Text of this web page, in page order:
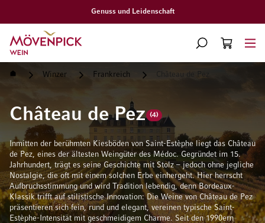
Gratislieferung ab CHF 300.–
Zur Startseite
SUCHE
WARENKORB
Startseite Winzer Frankreich Château de Pez
Château de Pez (4)
Inmitten der berühmten Kiesböden von Saint-Estèphe liegt das Château
de Pez, eines der ältesten Weingüter des Médoc. Gegründet im 15.
Jahrhundert, trägt es seine Geschichte mit Stolz – jedoch ohne jegliche
Nostalgie, die oft mit einem solchen Erbe einhergeht. Hier herrscht
Aufbruchsstimmung und wird Tradition lebendig, denn Bordeaux-
Klassik trifft auf stilistische Innovation: Die Weine von Château de Pez
präsentieren sich fein, rund und elegant, vereinen typische Saint-
Estèphe-Intensität mit geschmeidigem Charme. Seit den 1990ern